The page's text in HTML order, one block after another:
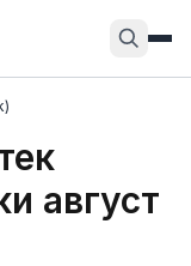
август